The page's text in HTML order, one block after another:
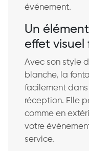
événement.
Un
effet visuel
Avec son style
blanche, la
facilement
réception. Elle
comme en
votre
service.